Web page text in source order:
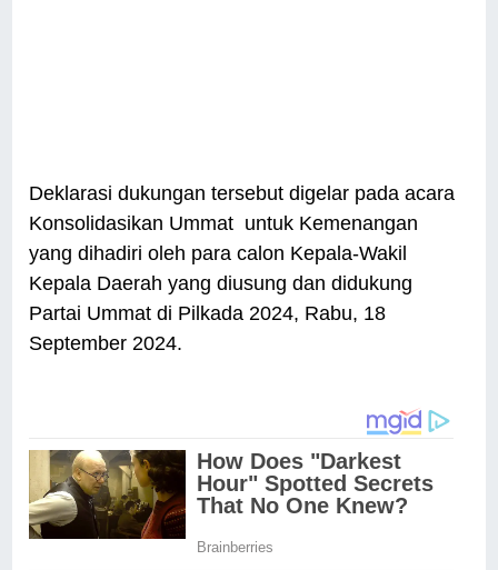
Deklarasi dukungan tersebut digelar pada acara
Konsolidasikan Ummat untuk Kemenangan
yang dihadiri oleh para calon Kepala-Wakil
Kepala Daerah yang diusung dan didukung
Partai Ummat di Pilkada 2024, Rabu, 18
September 2024.